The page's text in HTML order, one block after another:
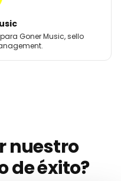
Goner Music, sello
nuestro
de éxito?